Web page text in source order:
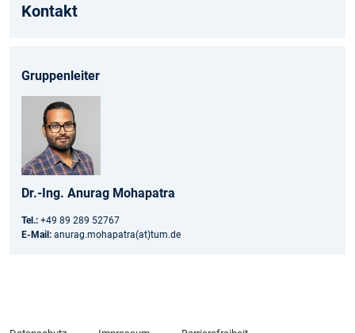
Kontakt
Gruppenleiter
Dr.-Ing. Anurag Mohapatra
Tel.: +49 89 289 52767
E-Mail: anurag.mohapatra(at)tum.de